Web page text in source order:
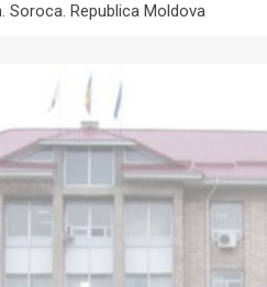
Soroca. Republica Moldova